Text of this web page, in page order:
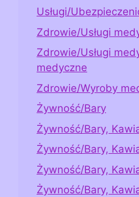
Usługi/
Zdrowie/Usługi
Zdrowie/Usługi
medyczne
Zdrowie/Wyroby
Żywność/Bary
Żywność/Bary,
Żywność/Bary,
Żywność/Bary,
Żywność/Bary,